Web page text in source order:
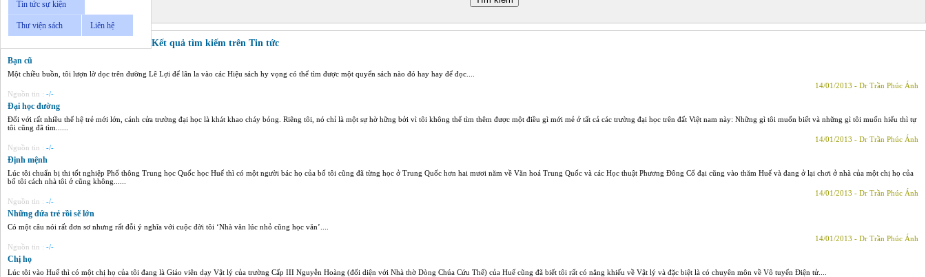
Tin tức sự kiện
Thư viện sách Liên hệ
Kết quả tìm kiếm trên Tin tức
Bạn cũ
Một chiều buồn, tôi lượn lờ dọc trên đường Lê Lợi để lân la vào các Hiệu sách hy vọng có thể tìm được một quyển sách nào đó hay hay để đọc....
14/01/2013 - Dr Trần Phúc Ánh
Nguồn tin : -/-
Đại học đường
Đối với rất nhiều thế hệ trẻ mới lớn, cánh cửa trường đại học là khát khao cháy bỏng. Riêng tôi, nó chỉ là một sự hờ hững bởi vì tôi không thể tìm thêm được một điều gì mới mẻ ở tất cả các trường đại học trên đất Việt nam này: Những gì tôi muốn biết và những gì tôi muốn hiểu thì tự
tôi cũng đã tìm......
14/01/2013 - Dr Trần Phúc Ánh
Nguồn tin : -/-
Định mệnh
Lúc tôi chuẩn bị thi tốt nghiệp Phổ thông Trung học Quốc học Huế thì có một người bác họ của bố tôi cũng đã từng học ở Trung Quốc hơn hai mươi năm về Văn hoá Trung Quốc và các Học thuật Phương Đông Cổ đại cũng vào thăm Huế và đang ở lại chơi ở nhà của một chị họ của
bố tôi cách nhà tôi ở cũng không......
14/01/2013 - Dr Trần Phúc Ánh
Nguồn tin : -/-
Những đứa trẻ rồi sẽ lớn
Có một câu nói rất đơn sơ nhưng rất đỗi ý nghĩa với cuộc đời tôi ‘Nhà văn lúc nhỏ cũng học văn’....
14/01/2013 - Dr Trần Phúc Ánh
Nguồn tin : -/-
Chị họ
Lúc tôi vào Huế thì có một chị họ của tôi đang là Giáo viên dạy Vật lý của trường Cấp III Nguyễn Hoàng (đối diện với Nhà thờ Dòng Chúa Cứu Thế) của Huế cũng đã biết tôi rất có năng khiếu về Vật lý và đặc biệt là có chuyên môn về Vô tuyến Điện tử....